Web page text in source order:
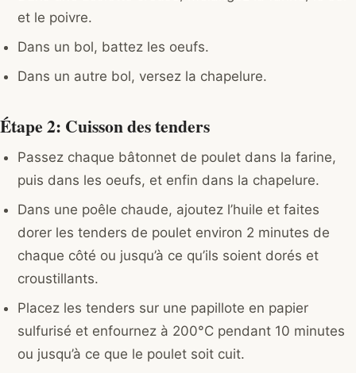
et le poivre.
Dans un bol, battez les oeufs.
Dans un autre bol, versez la chapelure.
Étape 2: Cuisson des tenders
Passez chaque bâtonnet de poulet dans la farine,
puis dans les oeufs, et enfin dans la chapelure.
Dans une poêle chaude, ajoutez l’huile et faites
dorer les tenders de poulet environ 2 minutes de
chaque côté ou jusqu’à ce qu’ils soient dorés et
croustillants.
Placez les tenders sur une papillote en papier
sulfurisé et enfournez à 200°C pendant 10 minutes
ou jusqu’à ce que le poulet soit cuit.